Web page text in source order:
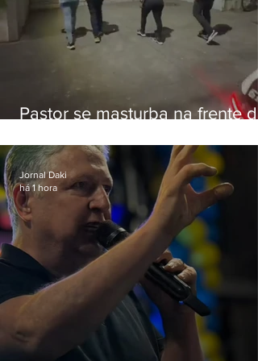
Pastor se masturba na frente de
Jornal Daki
há 1 hora